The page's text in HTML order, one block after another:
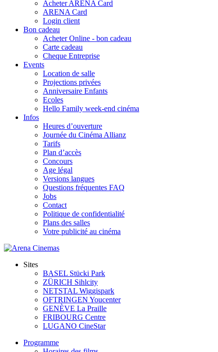
Acheter ARENA Card
ARENA Card
Login client
Bon cadeau
Acheter Online - bon cadeau
Carte cadeau
Cheque Entreprise
Events
Location de salle
Projections privées
Anniversaire Enfants
Ecoles
Hello Family week-end cinéma
Infos
Heures d’ouverture
Journée du Cinéma Allianz
Tarifs
Plan d’accès
Concours
Age légal
Versions langues
Questions fréquentes FAQ
Jobs
Contact
Politique de confidentialité
Plans des salles
Votre publicité au cinéma
Sites
BASEL Stücki Park
ZÜRICH Sihlcity
NETSTAL Wiggispark
OFTRINGEN Youcenter
GENÈVE La Praille
FRIBOURG Centre
LUGANO CineStar
Programme